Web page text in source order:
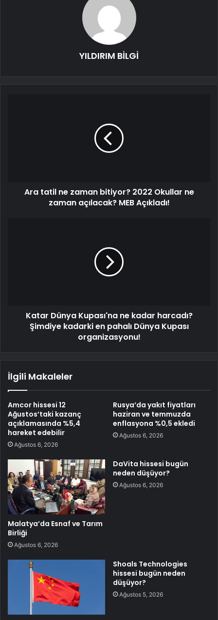
YILDIRIM BİLGİ
Ara tatil ne zaman bitiyor? 2022 Okullar ne
zaman açılacak? MEB Açıkladı!
Katar Dünya Kupası'na ne kadar harcadı?
Şimdiye kadarki en pahalı Dünya Kupası
organizasyonu!
İlgili Makaleler
Amcor hissesi 12
Ağustos’taki kazanç
açıklamasında %5,4
hareket edebilir
Ağustos 6, 2026
Rusya’da yakıt fiyatları
haziran ve temmuzda
enflasyona %0,5 ekledi
Ağustos 6, 2026
Malatya’da Esnaf ve Tarım
Birliği
Ağustos 6, 2026
DaVita hissesi bugün
neden düşüyor?
Ağustos 6, 2026
Shoals Technologies
hissesi bugün neden
düşüyor?
Ağustos 5, 2026